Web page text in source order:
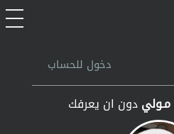
دخول للحساب
مـوليدون ان يعرفك